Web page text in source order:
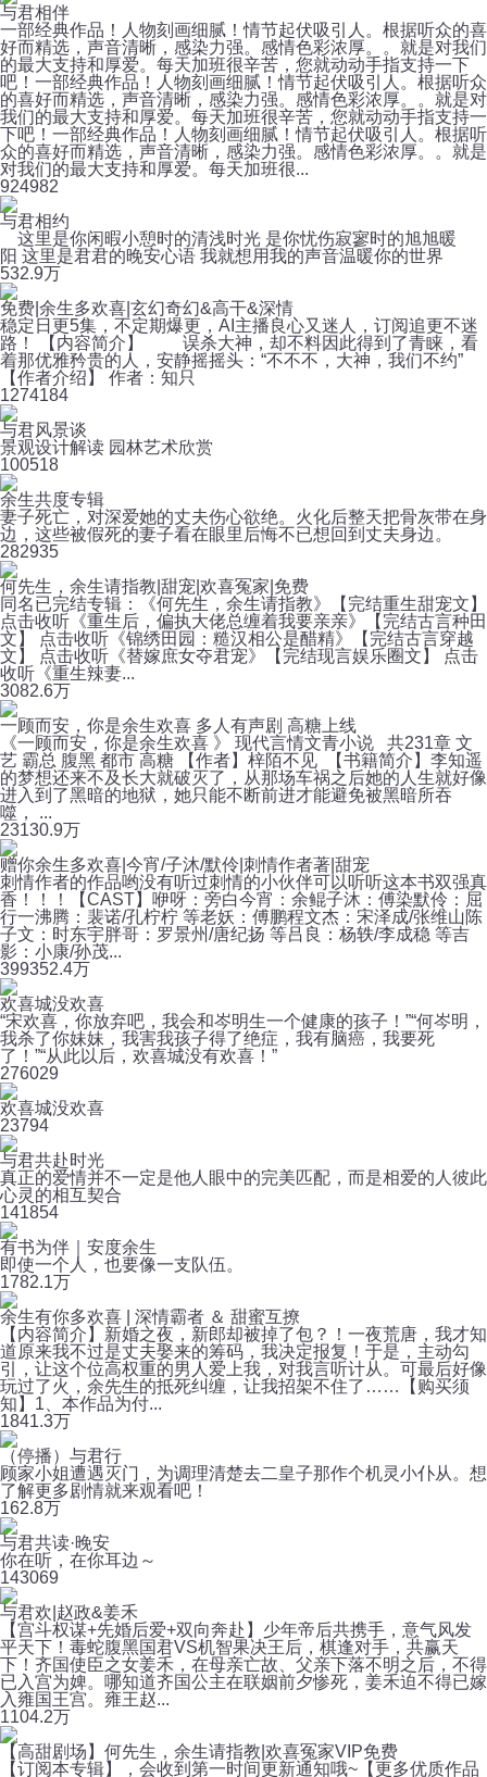
与君相伴
一部经典作品！人物刻画细腻！情节起伏吸引人。根据听众的喜
好而精选，声音清晰，感染力强。感情色彩浓厚。。就是对我们
的最大支持和厚爱。每天加班很辛苦，您就动动手指支持一下
吧！一部经典作品！人物刻画细腻！情节起伏吸引人。根据听众
的喜好而精选，声音清晰，感染力强。感情色彩浓厚。。就是对
我们的最大支持和厚爱。每天加班很辛苦，您就动动手指支持一
下吧！一部经典作品！人物刻画细腻！情节起伏吸引人。根据听
众的喜好而精选，声音清晰，感染力强。感情色彩浓厚。。就是
对我们的最大支持和厚爱。每天加班很...
924982
与君相约
这里是你闲暇小憩时的清浅时光 是你忧伤寂寥时的旭旭暖
阳 这里是君君的晚安心语 我就想用我的声音温暖你的世界
532.9万
免费|余生多欢喜|玄幻奇幻&高干&深情
稳定日更5集，不定期爆更，AI主播良心又迷人，订阅追更不迷
路！ 【内容简介】 误杀大神，却不料因此得到了青睐，看
着那优雅矜贵的人，安静摇摇头：“不不不，大神，我们不约”
【作者介绍】 作者：知只
1274184
与君风景谈
景观设计解读 园林艺术欣赏
100518
余生共度专辑
妻子死亡，对深爱她的丈夫伤心欲绝。火化后整天把骨灰带在身
边，这些被假死的妻子看在眼里后悔不已想回到丈夫身边。
282935
何先生，余生请指教|甜宠|欢喜冤家|免费
同名已完结专辑：《何先生，余生请指教》【完结重生甜宠文】
点击收听《重生后，偏执大佬总缠着我要亲亲》【完结古言种田
文】 点击收听《锦绣田园：糙汉相公是醋精》【完结古言穿越
文】 点击收听《替嫁庶女夺君宠》【完结现言娱乐圈文】 点击
收听《重生辣妻...
3082.6万
一顾而安，你是余生欢喜 多人有声剧 高糖上线
《一顾而安，你是余生欢喜 》 现代言情文青小说 共231章 文
艺 霸总 腹黑 都市 高糖 【作者】梓陌不见 【书籍简介】李知遥
的梦想还来不及长大就破灭了，从那场车祸之后她的人生就好像
进入到了黑暗的地狱，她只能不断前进才能避免被黑暗所吞
噬， ...
23130.9万
赠你余生多欢喜|今宵/子沐/默伶|刺情作者著|甜宠
刺情作者的作品哟没有听过刺情的小伙伴可以听听这本书双强真
香！！！【CAST】咿呀：旁白今宵：余鲲子沐：傅染默伶：屈
行一沸腾：裴诺/孔柠柠 等老妖：傅鹏程文杰：宋泽成/张维山陈
子文：时东宇胖哥：罗景州/唐纪扬 等吕良：杨轶/李成稳 等吉
影：小康/孙茂...
399352.4万
欢喜城没欢喜
“宋欢喜，你放弃吧，我会和岑明生一个健康的孩子！”“何岑明，
我杀了你妹妹，我害我孩子得了绝症，我有脑癌，我要死
了！”“从此以后，欢喜城没有欢喜！”
276029
欢喜城没欢喜
23794
与君共赴时光
真正的爱情并不一定是他人眼中的完美匹配，而是相爱的人彼此
心灵的相互契合
141854
有书为伴｜安度余生
即使一个人，也要像一支队伍。
1782.1万
余生有你多欢喜 | 深情霸者 ＆ 甜蜜互撩
【内容简介】新婚之夜，新郎却被掉了包？！一夜荒唐，我才知
道原来我不过是丈夫娶来的筹码，我决定报复！于是，主动勾
引，让这个位高权重的男人爱上我，对我言听计从。可最后好像
玩过了火，余先生的抵死纠缠，让我招架不住了……【购买须
知】1、本作品为付...
1841.3万
（停播）与君行
顾家小姐遭遇灭门，为调理清楚去二皇子那作个机灵小仆从。想
了解更多剧情就来观看吧！
162.8万
与君共读·晚安
你在听，在你耳边～
143069
与君欢|赵政&姜禾
【宫斗权谋+先婚后爱+双向奔赴】少年帝后共携手，意气风发
平天下！毒蛇腹黑国君VS机智果决王后，棋逢对手，共赢天
下！齐国使臣之女姜禾，在母亲亡故、父亲下落不明之后，不得
已入宫为婢。哪知道齐国公主在联姻前夕惨死，姜禾迫不得已嫁
入雍国王宫。雍王赵...
1104.2万
【高甜剧场】何先生，余生请指教|欢喜冤家VIP免费
【订阅本专辑】，会收到第一时间更新通知哦~【更多优质作品